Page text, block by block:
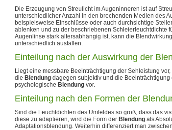
Die Erzeugung von Streulicht im Augeninneren ist auf
unterschiedlicher Anzahl in den brechenden Medien des
beispielsweise Einschlüsse oder auch durchsichtige
ablenken und zu der beschriebenen Schleierleuchtdichte
Augenlinse stark altersabhängig ist, kann die
unterschiedlich ausfallen.
Einteilung nach der Auswirkung der
Liegt eine messbare Beeinträchtigung der Sehleistung
die Blendung dagegen subjektiv und die
psychologische Blendung vor.
Einteilung nach den Formen der
Sind die Leuchtdichten des Umfeldes so groß, dass das
diese zu adaptieren, wird die Form der Blendung als
Adaptationsblendung. Weiterhin differenziert man